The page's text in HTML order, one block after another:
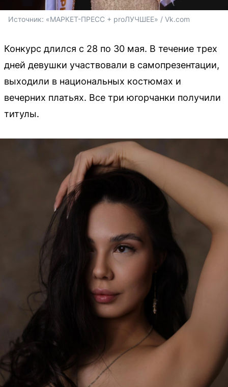
Источник: «МАРКЕТ-ПРЕСС + proЛУЧШЕЕ» / Vk.com
Конкурс длился с 28 по 30 мая. В течение трех
дней девушки участвовали в самопрезентации,
выходили в национальных костюмах и
вечерних платьях. Все три югорчанки получили
титулы.